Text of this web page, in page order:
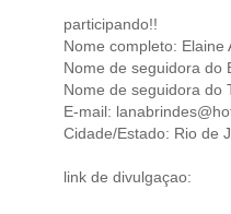
participando!!
Nome completo: Elaine
Nome de seguidora do
Nome de seguidora do
E-mail:
Cidade/Estado: Rio de
link de divulgaçao: